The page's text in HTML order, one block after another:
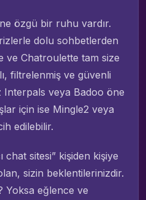
özgü bir ruhu vardır.
dolu sohbetlerden
ve Chatroulette tam size
filtrelenmiş ve güvenli
Interpals veya Badoo öne
için ise Mingle2 veya
edilebilir.
chat sitesi” kişiden kişiye
sizin beklentilerinizdir.
Yoksa eğlence ve